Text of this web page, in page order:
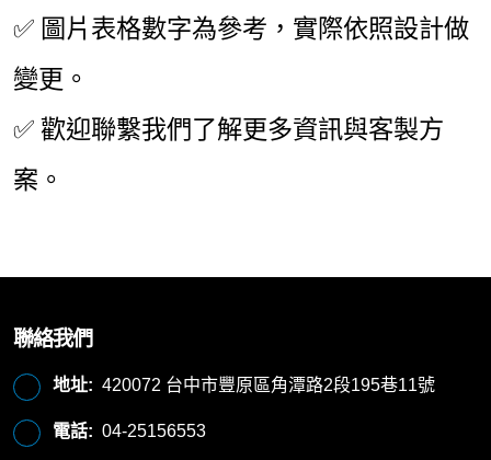
✅ 圖片表格數字為參考，實際依照設計做
變更。
✅ 歡迎聯繫我們了解更多資訊與客製方
案。
聯絡我們
地址: 420072 台中市豐原區角潭路2段195巷11號
電話: 04-25156553